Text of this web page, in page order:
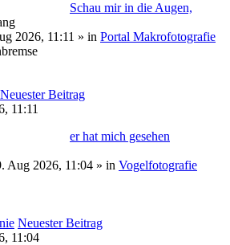
Schau mir in die Augen,
2026, 11:11 » in Portal Makrofotografie
Neuester Beitrag
11:11
er hat mich gesehen
Aug 2026, 11:04 » in Vogelfotografie
Neuester Beitrag
11:04